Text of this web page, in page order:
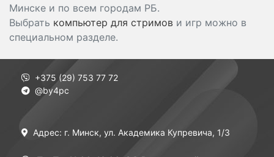
Минске и по всем городам РБ.
Выбрать компьютер для стримов и игр можно в
специальном разделе.
+375 (29) 753 77 72
@by4pc
Адрес: г. Минск, ул. Академика Купревича, 1/3